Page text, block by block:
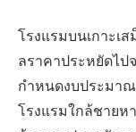
โรงแรมบนเกาะเ
ลราคาประหยัด
กำหนดงบประมา
โรงแรมใกล้ชายห